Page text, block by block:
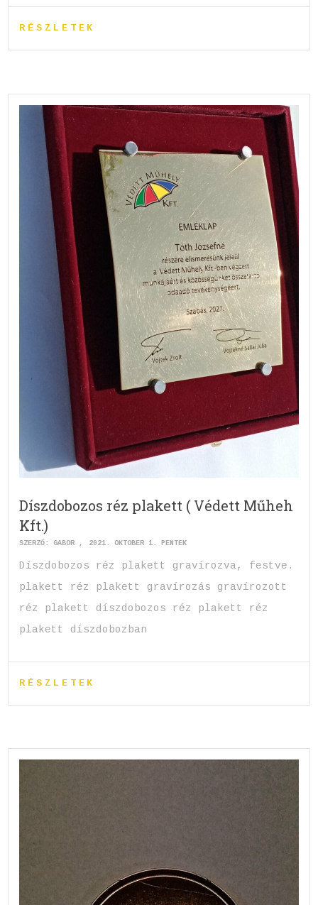
RÉSZLETEK
Díszdobozos réz plakett ( Védett Műheh
Kft.)
SZERZŐ:GABOR 2021. OKTÓBER 1. PÉNTEK
Díszdobozos réz plakett gravírozva, festve.
plakett réz plakett gravírozás gravírozott
réz plakett díszdobozos réz plakett réz
plakett díszdobozban
RÉSZLETEK